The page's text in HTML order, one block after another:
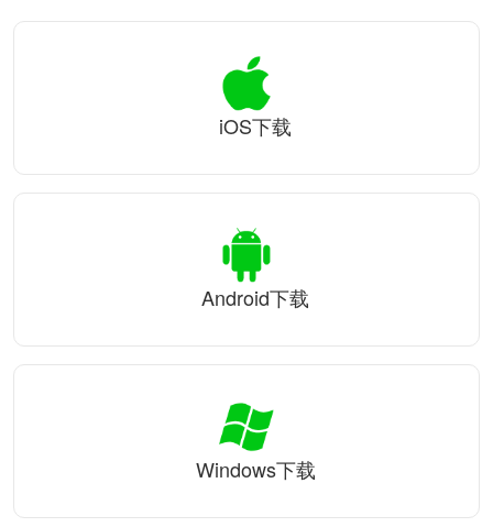
iOS下载
Android下载
Windows下载